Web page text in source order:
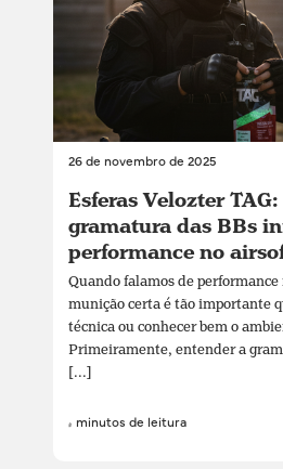
26 de novembro de 2025
Esferas Velozter
gramatura das BBs
performance no
Quando falamos de
munição certa é tão importante
técnica ou conhecer bem o
Primeiramente, entender a
[...]
4 minutos de leitura